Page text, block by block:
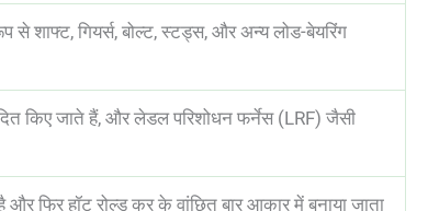
से शाफ्ट, गियर्स, बोल्ट, स्टड्स, और अन्य लोड-बेयरिंग
किए जाते हैं, और लेडल परिशोधन फर्नेस (LRF) जैसी
फिर हॉट रोल्ड कर के वांछित बार आकार में बनाया जाता